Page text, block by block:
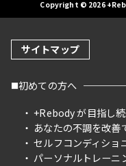
Copyright © 2026
サイトマップ
初めての方へ
+Rebody が目指し
あなたの不調を改善
セルフコンディショ
パーソナルトレーニ